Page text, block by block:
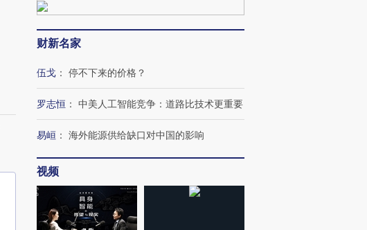
财新名家
伍戈 ： 停不下来的价格？
罗志恒 ： 中美人工智能竞争：道路比技术更重要
易峘 ： 海外能源供给缺口对中国的影响
视频